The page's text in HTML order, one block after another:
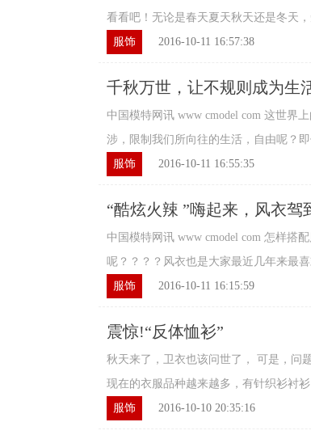
看看吧！无论是春天夏天秋天还是冬天
服饰
2016-10-11 16:57:38
千秋万世，让不规则成为生
中国模特网讯 www cmodel com 这世界
涉，限制我们所向往的生活，自由呢？
服饰
2016-10-11 16:55:35
“酷炫火辣 ”嗨起来，风衣驾
中国模特网讯 www cmodel com 怎样搭
呢？？？？风衣也是大家最近几年来最
服饰
2016-10-11 16:15:59
震惊!“反体恤衫”
秋天来了，卫衣也该问世了， 可是，问
现在的衣服品种越来越多，有针织衫衬
服饰
2016-10-10 20:35:16